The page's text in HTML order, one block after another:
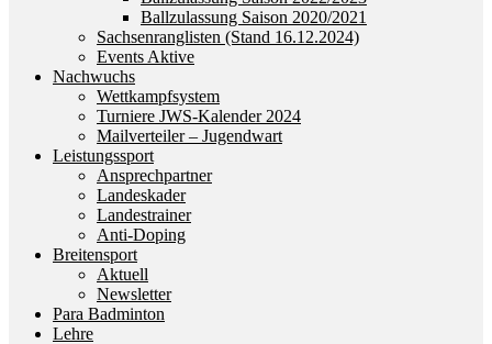
Ballzulassung Saison 2020/2021
Sachsenranglisten (Stand 16.12.2024)
Events Aktive
Nachwuchs
Wettkampfsystem
Turniere JWS-Kalender 2024
Mailverteiler – Jugendwart
Leistungssport
Ansprechpartner
Landeskader
Landestrainer
Anti-Doping
Breitensport
Aktuell
Newsletter
Para Badminton
Lehre